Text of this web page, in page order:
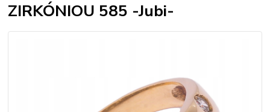
ZIRKÓNIOU 585 -Jubi-